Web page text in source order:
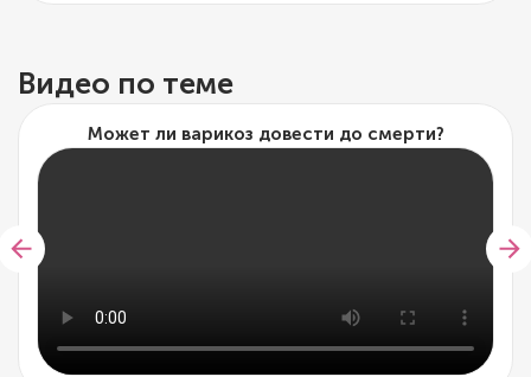
Видео по теме
Может ли варикоз довести до смерти?